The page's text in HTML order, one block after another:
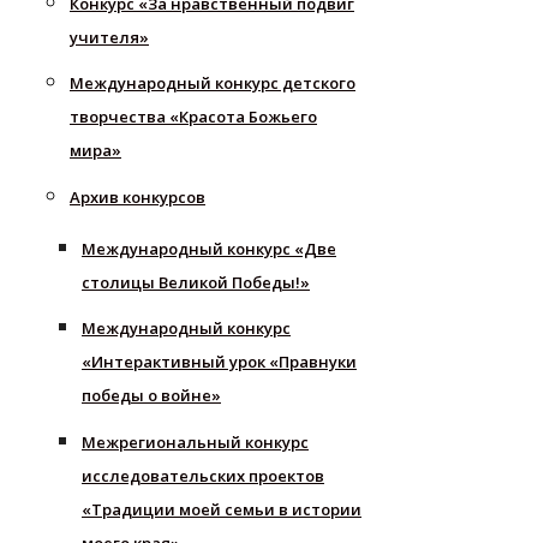
учителя»
Международный конкурс детского
творчества «Красота Божьего
мира»
Архив конкурсов
Международный конкурс «Две
столицы Великой Победы!»
Международный конкурс
«Интерактивный урок «Правнуки
победы о войне»
Межрегиональный конкурс
исследовательских проектов
«Традиции моей семьи в истории